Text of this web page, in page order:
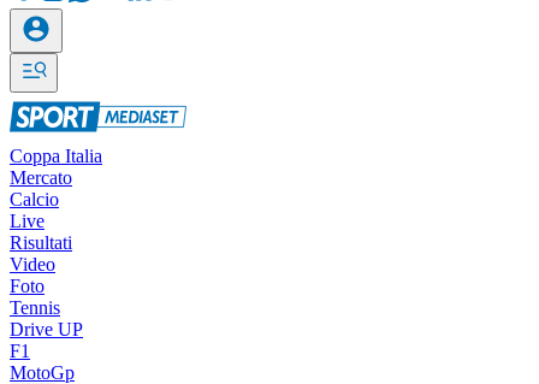
Coppa Italia
Mercato
Calcio
Live
Risultati
Video
Foto
Tennis
Drive UP
F1
MotoGp